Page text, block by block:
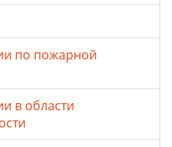
по пожарной
в области